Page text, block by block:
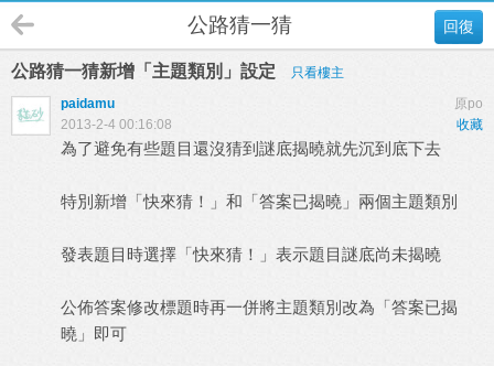
回復
公路猜一猜
公路猜一猜新增「主題類別」設定
只看樓主
原po
paidamu
收藏
2013-2-4 00:16:08
為了避免有些題目還沒猜到謎底揭曉就先沉到底下去
特別新增「快來猜！」和「答案已揭曉」兩個主題類別
發表題目時選擇「快來猜！」表示題目謎底尚未揭曉
公佈答案修改標題時再一併將主題類別改為「答案已揭
曉」即可